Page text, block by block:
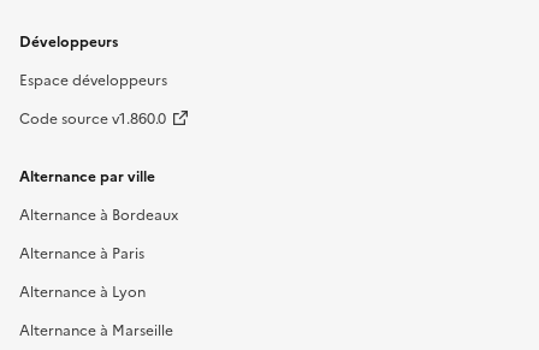
Développeurs
Espace développeurs
Code source v1.860.0
Alternance par ville
Alternance à Bordeaux
Alternance à Paris
Alternance à Lyon
Alternance à Marseille